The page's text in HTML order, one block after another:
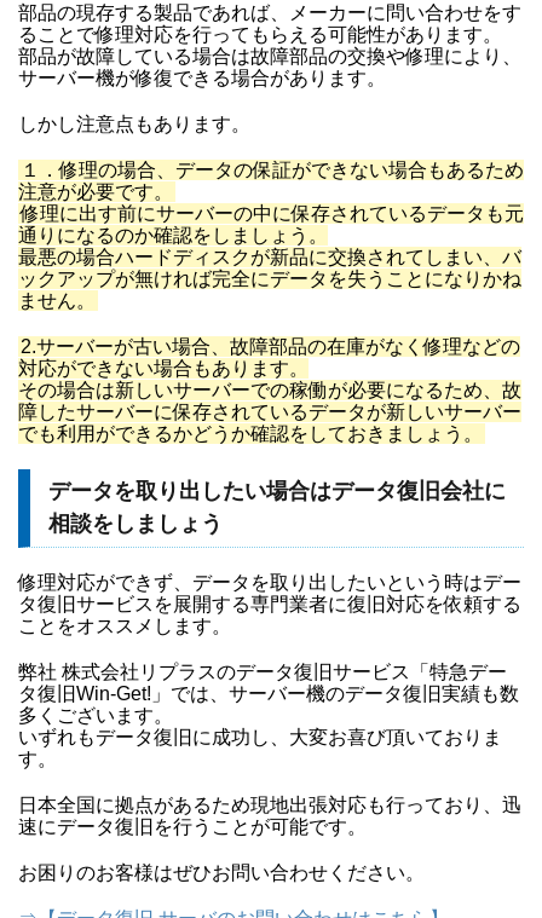
部品の現存する製品であれば、メーカーに問い合わせをす
ることで修理対応を行ってもらえる可能性があります。
部品が故障している場合は故障部品の交換や修理により、
サーバー機が修復できる場合があります。
しかし注意点もあります。
１．修理の場合、データの保証ができない場合もあるため
注意が必要です。
修理に出す前にサーバーの中に保存されているデータも元
通りになるのか確認をしましょう。
最悪の場合ハードディスクが新品に交換されてしまい、バ
ックアップが無ければ完全にデータを失うことになりかね
ません。
2.サーバーが古い場合、故障部品の在庫がなく修理などの
対応ができない場合もあります。
その場合は新しいサーバーでの稼働が必要になるため、故
障したサーバーに保存されているデータが新しいサーバー
でも利用ができるかどうか確認をしておきましょう。
データを取り出したい場合はデータ復旧会社に
相談をしましょう
修理対応ができず、データを取り出したいという時はデー
タ復旧サービスを展開する専門業者に復旧対応を依頼する
ことをオススメします。
弊社 株式会社リプラスのデータ復旧サービス「特急デー
タ復旧Win-Get!」では、サーバー機のデータ復旧実績も数
多くございます。
いずれもデータ復旧に成功し、大変お喜び頂いておりま
す。
日本全国に拠点があるため現地出張対応も行っており、迅
速にデータ復旧を行うことが可能です。
お困りのお客様はぜひお問い合わせください。